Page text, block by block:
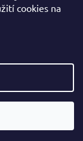
cookies na
práva vyhrazena.